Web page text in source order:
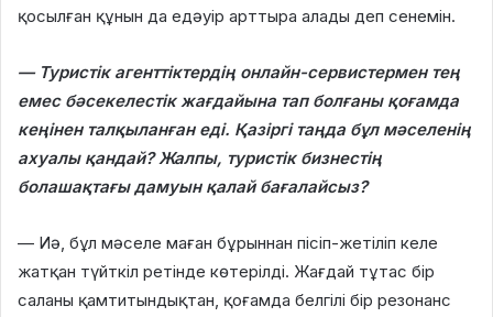
қосылған құнын да едәуір арттыра алады деп сенемін.
— Туристік агенттіктердің онлайн-сервистермен тең
емес бәсекелестік жағдайына тап болғаны қоғамда
кеңінен талқыланған еді. Қазіргі таңда бұл мәселенің
ахуалы қандай? Жалпы, туристік бизнестің
болашақтағы дамуын қалай бағалайсыз?
— Иә, бұл мәселе маған бұрыннан пісіп-жетіліп келе
жатқан түйткіл ретінде көтерілді. Жағдай тұтас бір
саланы қамтитындықтан, қоғамда белгілі бір резонанс